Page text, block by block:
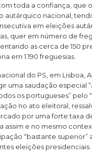
toda a confiança, que
autárquico nacional,
em eleições
quer em número de
as cerca de 150
em 1.190 freguesias.
do PS, em Lisboa,
uma saudação especial
os portugueses” pelo
no ato eleitoral,
por uma forte taxa
assim e no mesmo
“bastante superior”
eleições presidenciais.